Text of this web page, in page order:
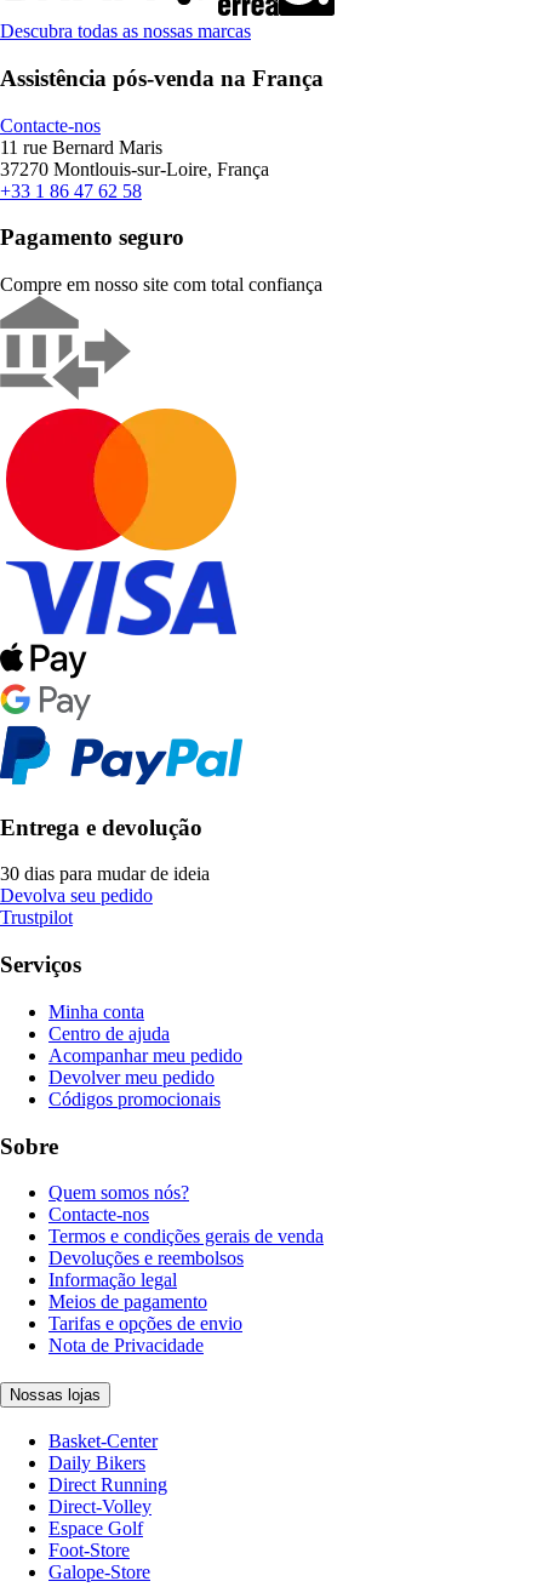
Descubra todas as nossas marcas
Assistência pós-venda na França
Contacte-nos
11 rue Bernard Maris
37270 Montlouis-sur-Loire, França
+33 1 86 47 62 58
Pagamento seguro
Compre em nosso site com total confiança
Entrega e devolução
30 dias para mudar de ideia
Devolva seu pedido
Trustpilot
Serviços
Minha conta
Centro de ajuda
Acompanhar meu pedido
Devolver meu pedido
Códigos promocionais
Sobre
Quem somos nós?
Contacte-nos
Termos e condições gerais de venda
Devoluções e reembolsos
Informação legal
Meios de pagamento
Tarifas e opções de envio
Nota de Privacidade
Nossas lojas
Basket-Center
Daily Bikers
Direct Running
Direct-Volley
Espace Golf
Foot-Store
Galope-Store